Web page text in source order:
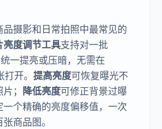
摄影和日常拍照中最常见的
亮度调节工具支持对一批
一提亮或压暗，无需在
开。 提高亮度可恢复曝光不
；
降低亮度可修正背景过曝
个精确的亮度偏移值，一次
商品图。